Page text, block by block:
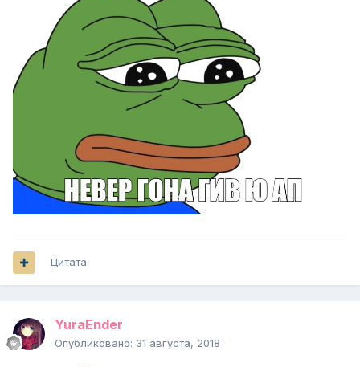
Цитата
YuraEnder
Опубликовано: 31 августа, 2018